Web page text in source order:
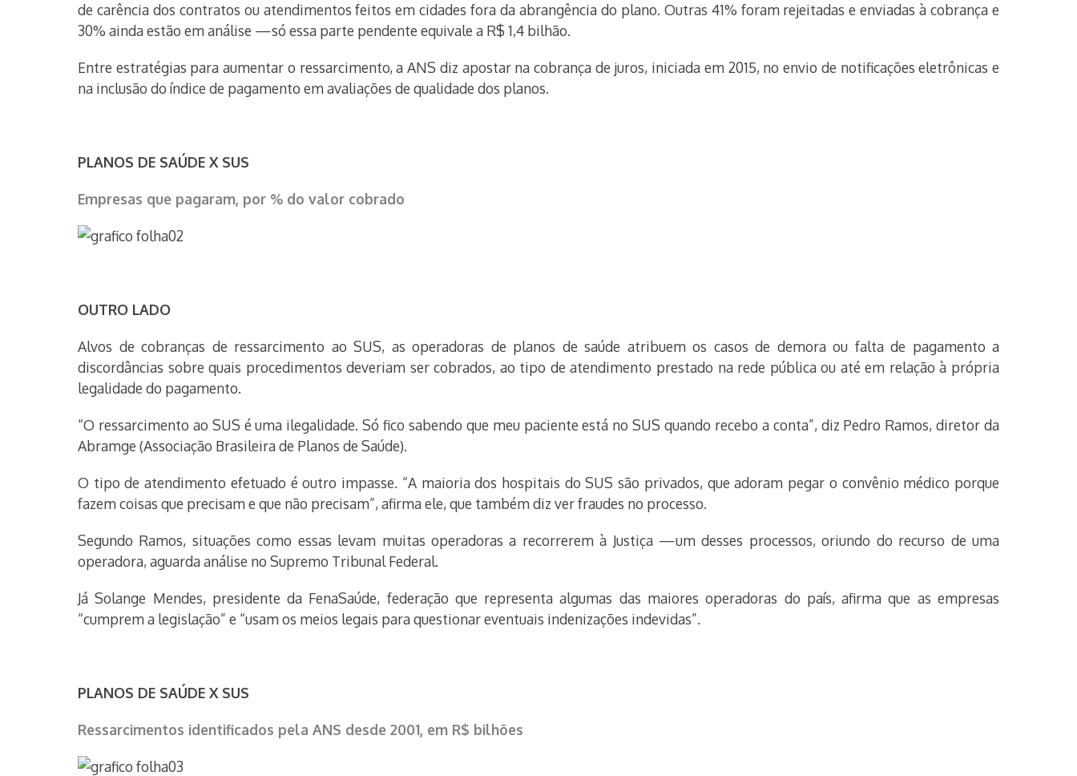
de carência dos contratos ou atendimentos feitos em cidades fora da abrangência do plano. Outras 41% foram rejeitadas e enviadas à cobrança e
30% ainda estão em análise —só essa parte pendente equivale a R$ 1,4 bilhão.
Entre estratégias para aumentar o ressarcimento, a ANS diz apostar na cobrança de juros, iniciada em 2015, no envio de notificações eletrônicas e
na inclusão do índice de pagamento em avaliações de qualidade dos planos.
PLANOS DE SAÚDE X SUS
Empresas que pagaram, por % do valor cobrado
OUTRO LADO
Alvos de cobranças de ressarcimento ao SUS, as operadoras de planos de saúde atribuem os casos de demora ou falta de pagamento a
discordâncias sobre quais procedimentos deveriam ser cobrados, ao tipo de atendimento prestado na rede pública ou até em relação à própria
legalidade do pagamento.
“O ressarcimento ao SUS é uma ilegalidade. Só fico sabendo que meu paciente está no SUS quando recebo a conta”, diz Pedro Ramos, diretor da
Abramge (Associação Brasileira de Planos de Saúde).
O tipo de atendimento efetuado é outro impasse. “A maioria dos hospitais do SUS são privados, que adoram pegar o convênio médico porque
fazem coisas que precisam e que não precisam”, afirma ele, que também diz ver fraudes no processo.
Segundo Ramos, situações como essas levam muitas operadoras a recorrerem à Justiça —um desses processos, oriundo do recurso de uma
operadora, aguarda análise no Supremo Tribunal Federal.
Já Solange Mendes, presidente da FenaSaúde, federação que representa algumas das maiores operadoras do país, afirma que as empresas
“cumprem a legislação” e “usam os meios legais para questionar eventuais indenizações indevidas”.
PLANOS DE SAÚDE X SUS
Ressarcimentos identificados pela ANS desde 2001, em R$ bilhões